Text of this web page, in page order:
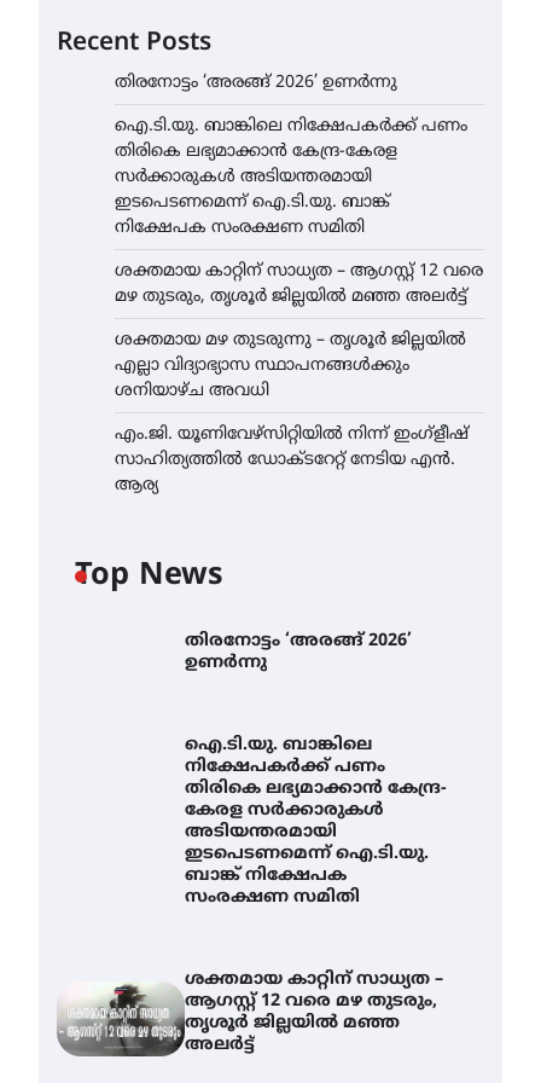
Recent Posts
തിരനോട്ടം ‘അരങ്ങ് 2026’ ഉണർന്നു
ഐ.ടി.യു. ബാങ്കിലെ നിക്ഷേപകർക്ക് പണം
തിരികെ ലഭ്യമാക്കാൻ കേന്ദ്ര-കേരള
സർക്കാരുകൾ അടിയന്തരമായി
ഇടപെടണമെന്ന് ഐ.ടി.യു. ബാങ്ക്
നിക്ഷേപക സംരക്ഷണ സമിതി
ശക്തമായ കാറ്റിന് സാധ്യത – ആഗസ്റ്റ് 12 വരെ
മഴ തുടരും, തൃശൂർ ജില്ലയിൽ മഞ്ഞ അലർട്ട്
ശക്തമായ മഴ തുടരുന്നു – തൃശൂർ ജില്ലയിൽ
എല്ലാ വിദ്യാഭ്യാസ സ്ഥാപനങ്ങൾക്കും
ശനിയാഴ്ച അവധി
എം.ജി. യൂണിവേഴ്‌സിറ്റിയിൽ നിന്ന് ഇംഗ്ളീഷ്
സാഹിത്യത്തിൽ ഡോക്ടറേറ്റ് നേടിയ എൻ.
ആര്യ
Top News
തിരനോട്ടം ‘അരങ്ങ് 2026’
ഉണർന്നു
ഐ.ടി.യു. ബാങ്കിലെ
നിക്ഷേപകർക്ക് പണം
തിരികെ ലഭ്യമാക്കാൻ കേന്ദ്ര-
കേരള സർക്കാരുകൾ
അടിയന്തരമായി
ഇടപെടണമെന്ന് ഐ.ടി.യു.
ബാങ്ക് നിക്ഷേപക
സംരക്ഷണ സമിതി
ശക്തമായ കാറ്റിന് സാധ്യത –
ആഗസ്റ്റ് 12 വരെ മഴ തുടരും,
തൃശൂർ ജില്ലയിൽ മഞ്ഞ
അലർട്ട്